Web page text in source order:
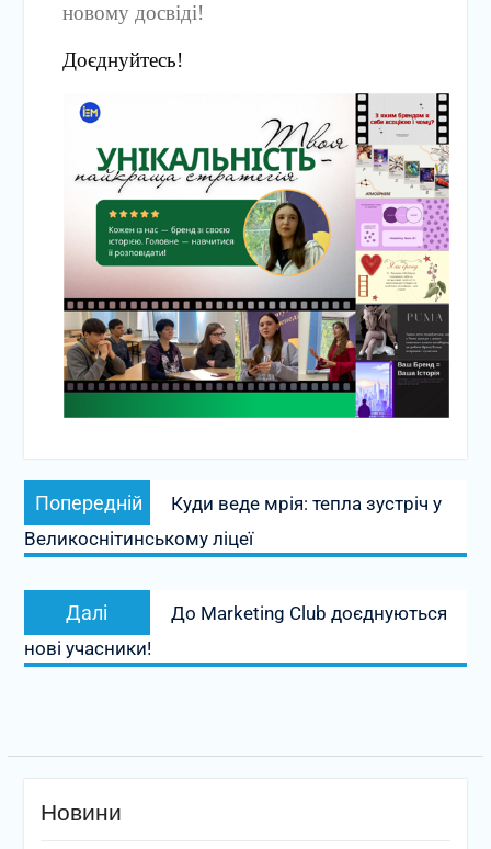
новому досвіді!
Доєднуйтесь!
Навігація
записів
Попередній
запис:
Куди веде мрія: тепла зустріч у
Великоснітинському ліцеї
Далі
Наступний
запис:
До Marketing Club доєднуються
нові учасники!
Новини